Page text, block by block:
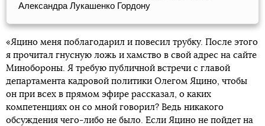
Александра Лукашенко Гордону
«Яцино меня поблагодарил и повесил трубку. После этого
я прочитал гнусную ложь и хамство в свой адрес на сайте
Минобороны. Я требую публичной встречи с главой
департамента кадровой политики Олегом Яцино, чтобы
он при всех в прямом эфире рассказал, о каких
компетенциях он со мной говорил? Ведь никакого
обсуждения чего-либо не было. Если Яцино не пойдет на